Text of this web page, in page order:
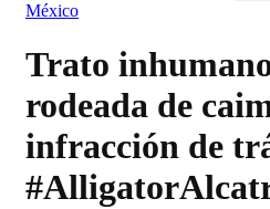
México
Trato
rodeada de
infracción de